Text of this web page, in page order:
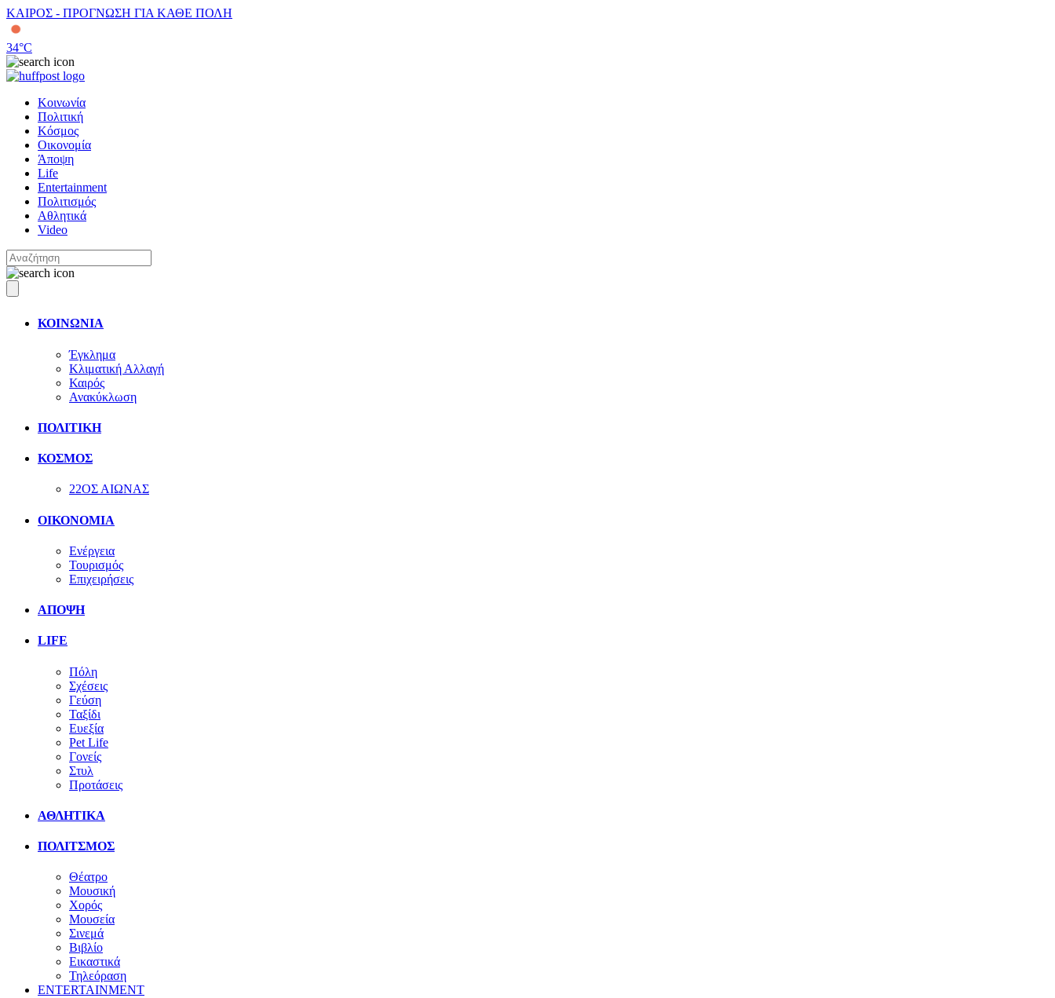
ΚΑΙΡΟΣ - ΠΡΟΓΝΩΣΗ ΓΙΑ ΚΑΘΕ ΠΟΛΗ
34°C
Κοινωνία
Πολιτική
Κόσμος
Οικονομία
Άποψη
Life
Entertainment
Πολιτισμός
Αθλητικά
Video
ΚΟΙΝΩΝΙΑ
Έγκλημα
Κλιματική Αλλαγή
Καιρός
Ανακύκλωση
ΠΟΛΙΤΙΚΗ
ΚΟΣΜΟΣ
22ΟΣ ΑΙΩΝΑΣ
ΟΙΚΟΝΟΜΙΑ
Ενέργεια
Τουρισμός
Επιχειρήσεις
ΑΠΟΨΗ
LIFE
Πόλη
Σχέσεις
Γεύση
Ταξίδι
Ευεξία
Pet Life
Γονείς
Στυλ
Προτάσεις
ΑΘΛΗΤΙΚΑ
ΠΟΛΙΤΣΜΟΣ
Θέατρο
Μουσική
Χορός
Μουσεία
Σινεμά
Βιβλίο
Εικαστικά
Τηλεόραση
ENTERTAINMENT